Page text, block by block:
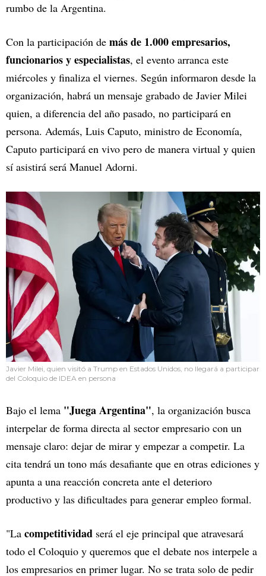
rumbo de la Argentina.
Con la participación de más de 1.000 empresarios,
funcionarios y especialistas, el evento arranca este
miércoles y finaliza el viernes. Según informaron desde la
organización, habrá un mensaje grabado de Javier Milei
quien, a diferencia del año pasado, no participará en
persona. Además, Luis Caputo, ministro de Economía,
Caputo participará en vivo pero de manera virtual y quien
sí asistirá será Manuel Adorni.
Javier Milei, quien visitó a Trump en Estados Unidos, no llegará a participar
del Coloquio de IDEA en persona
Bajo el lema "Juega Argentina", la organización busca
interpelar de forma directa al sector empresario con un
mensaje claro: dejar de mirar y empezar a competir. La
cita tendrá un tono más desafiante que en otras ediciones y
apunta a una reacción concreta ante el deterioro
productivo y las dificultades para generar empleo formal.
"La competitividad será el eje principal que atravesará
todo el Coloquio y queremos que el debate nos interpele a
los empresarios en primer lugar. No se trata solo de pedir